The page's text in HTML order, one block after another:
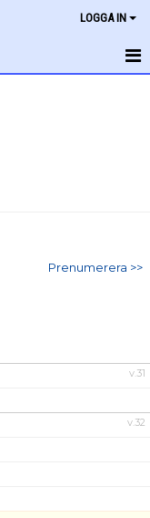
LOGGA IN
Prenumerera >>
v.31
v.32